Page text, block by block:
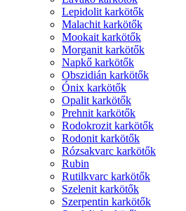
Lepidolit karkötők
Malachit karkötők
Mookait karkötők
Morganit karkötők
Napkő karkötők
Obszidián karkötők
Ónix karkötők
Opalit karkötők
Prehnit karkötők
Rodokrozit karkötők
Rodonit karkötők
Rózsakvarc karkötők
Rubin
Rutilkvarc karkötők
Szelenit karkötők
Szerpentin karkötők